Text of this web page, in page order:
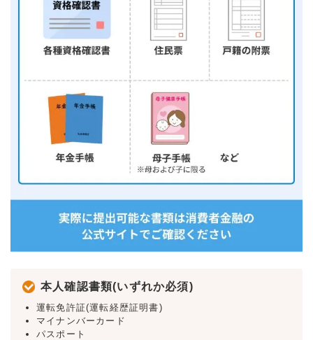
本人確認書類(いずれか必須)
運転免許証(運転経歴証明書)
マイナンバーカード
パスポート